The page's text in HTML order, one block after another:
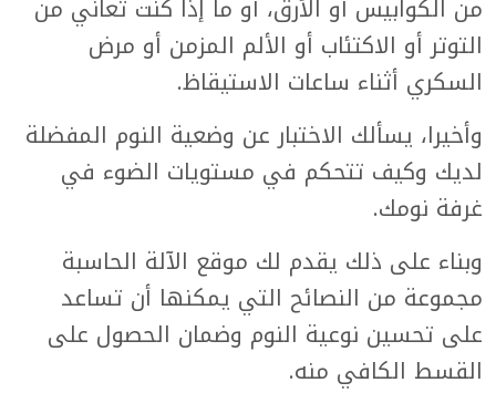
من الكوابيس أو الأرق، أو ما إذا كنت تعاني من
التوتر أو الاكتئاب أو الألم المزمن أو مرض
السكري أثناء ساعات الاستيقاظ.
وأخيرا، يسألك الاختبار عن وضعية النوم المفضلة
لديك وكيف تتحكم في مستويات الضوء في
غرفة نومك.
وبناء على ذلك يقدم لك موقع الآلة الحاسبة
مجموعة من النصائح التي يمكنها أن تساعد
على تحسين نوعية النوم وضمان الحصول على
القسط الكافي منه.